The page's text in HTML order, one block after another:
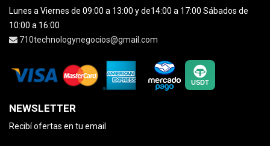
Lunes a Viernes de 09:00 a 13:00 y de14:00 a 17:00 Sábados de
10:00 a 16:00
710technologynegocios@gmail.com
NEWSLETTER
Recibí ofertas en tu email